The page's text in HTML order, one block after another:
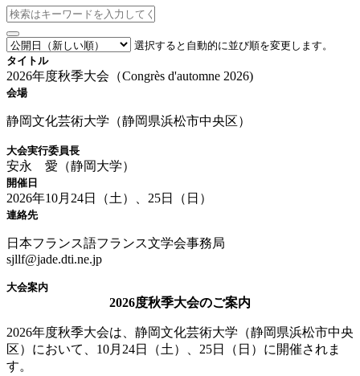
選択すると自動的に並び順を変更します。
タイトル
2026年度秋季大会（Congrès d'automne 2026)
会場
静岡文化芸術大学（静岡県浜松市中央区）
大会実行委員長
安永 愛（静岡大学）
開催日
2026年10月24日（土）、25日（日）
連絡先
日本フランス語フランス文学会事務局
sjllf@jade.dti.ne.jp
大会案内
2026度秋季大会のご案内
2026年度秋季大会は、静岡文化芸術大学（静岡県浜松市中央
区）において、10月24日（土）、25日（日）に開催されま
す。